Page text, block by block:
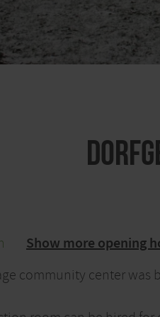
Show more opening
community center